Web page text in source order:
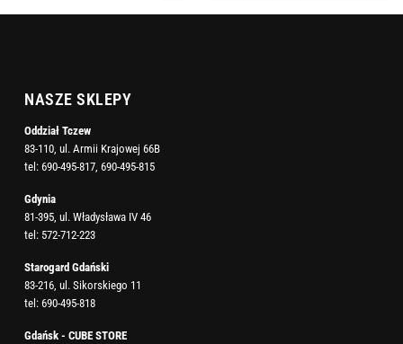
NASZE SKLEPY
Oddział Tczew
83-110, ul. Armii Krajowej 66B
tel: 690-495-817 690-495-815
Gdynia
81-395, ul. Władysława IV 46
tel: 572-712-223
Starogard Gdański
83-216, ul. Sikorskiego 11
tel: 690-495-818
Gdańsk - CUBE STORE